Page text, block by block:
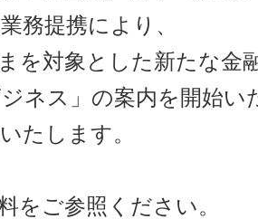
務提携により、
を対象とした新たな金
ジネス」の案内を開始
たします。
をご参照ください。